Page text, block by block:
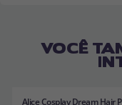
VOCÊ
Alice Cosplay Dream Hair